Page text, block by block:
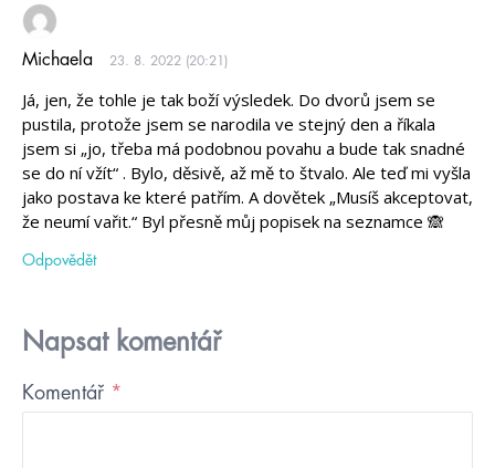
Michaela 23. 8. 2022 (20:21)
Já, jen, že tohle je tak boží výsledek. Do dvorů jsem se
pustila, protože jsem se narodila ve stejný den a říkala
jsem si „jo, třeba má podobnou povahu a bude tak snadné
se do ní vžít“ . Bylo, děsivě, až mě to štvalo. Ale teď mi vyšla
jako postava ke které patřím. A dovětek „Musíš akceptovat,
že neumí vařit.“ Byl přesně můj popisek na seznamce 🙈
Odpovědět
Napsat komentář
Komentář *